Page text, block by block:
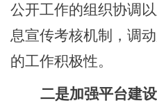
公开工作的组织协调
息宣传考核机制，调
的工作积极性。
二是加强平台建设